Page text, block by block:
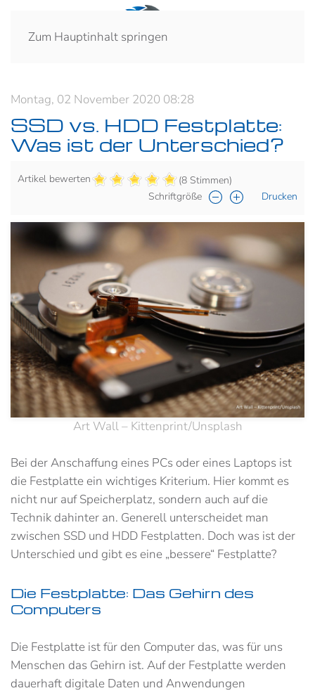
Zum Hauptinhalt springen
Montag, 02 November 2020 08:28
SSD vs. HDD Festplatte:
Was ist der Unterschied?
Artikel bewerten
(8 Stimmen)
Schriftgröße
Drucken
Art Wall – Kittenprint/Unsplash
Bei der Anschaffung eines PCs oder eines Laptops ist
die Festplatte ein wichtiges Kriterium. Hier kommt es
nicht nur auf Speicherplatz, sondern auch auf die
Technik dahinter an. Generell unterscheidet man
zwischen SSD und HDD Festplatten. Doch was ist der
Unterschied und gibt es eine „bessere“ Festplatte?
Die Festplatte: Das Gehirn des
Computers
Die Festplatte ist für den Computer das, was für uns
Menschen das Gehirn ist. Auf der Festplatte werden
dauerhaft digitale Daten und Anwendungen